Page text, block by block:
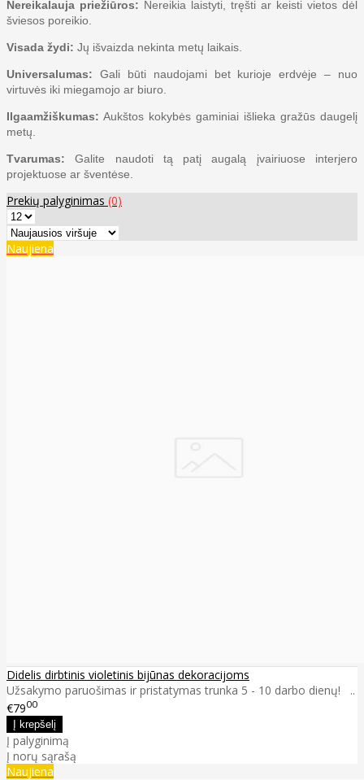
Nereikalauja priežiūros: Nereikia laistyti, tręšti ar keisti vietos dėl
šviesos poreikio.
Visada žydi: Jų išvaizda nekinta metų laikais.
Universalumas: Gali būti naudojami bet kurioje erdvėje – nuo
virtuvės iki miegamojo ar biuro.
Ilgaamžiškumas: Aukštos kokybės gaminiai išlieka gražūs daugelį
metų.
Tvarumas: Galite naudoti tą patį augalą įvairiuose interjero
projektuose ar šventėse.
Prekių palyginimas (0)
Naujiena
Didelis dirbtinis violetinis bijūnas dekoracijoms
Užsakymo paruošimas ir pristatymas trunka 5 - 10 darbo dienų! ..
€7900
Į palyginimą
Į norų sąrašą
Naujiena